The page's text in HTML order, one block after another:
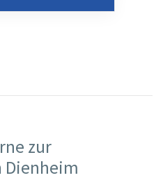
zur
Dienheim